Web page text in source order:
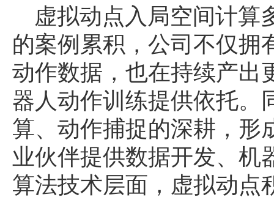
虚拟动点入局空间计算
的案例累积，公司不仅拥
动作数据，也在持续产出
器人动作训练提供依托。
算、动作捕捉的深耕，形
业伙伴提供数据开发、机
算法技术层面，虚拟动点